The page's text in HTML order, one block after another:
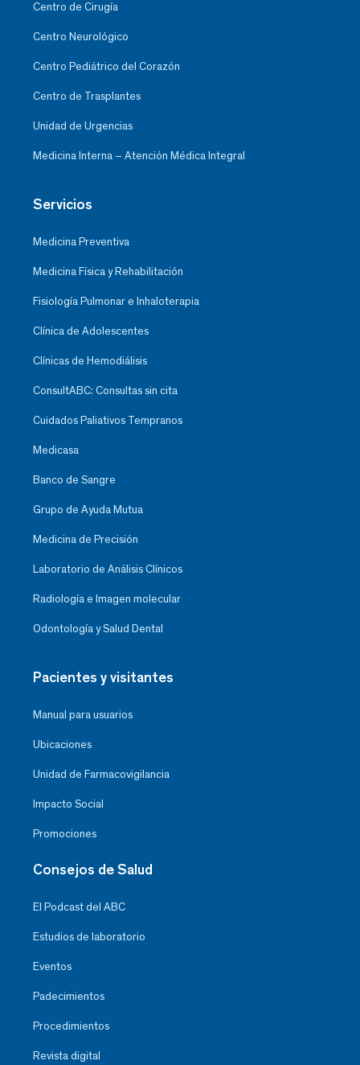
Centro de Cirugía
Centro Neurológico
Centro Pediátrico del Corazón
Centro de Trasplantes
Unidad de Urgencias
Medicina Interna – Atención Médica Integral
Servicios
Medicina Preventiva
Medicina Física y Rehabilitación
Fisiología Pulmonar e Inhaloterapia
Clínica de Adolescentes
Clínicas de Hemodiálisis
ConsultABC: Consultas sin cita
Cuidados Paliativos Tempranos
Medicasa
Banco de Sangre
Grupo de Ayuda Mutua
Medicina de Precisión
Laboratorio de Análisis Clínicos
Radiología e Imagen molecular
Odontología y Salud Dental
Pacientes y visitantes
Manual para usuarios
Ubicaciones
Unidad de Farmacovigilancia
Impacto Social
Promociones
Consejos de Salud
El Podcast del ABC
Estudios de laboratorio
Eventos
Padecimientos
Procedimientos
Revista digital